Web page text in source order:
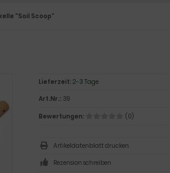
"Soil Scoop"
Lieferzeit: 2-3 Tage
Art.Nr.: 39
Bewertungen:
(0)
Artikeldatenblatt drucken
Rezension schreiben